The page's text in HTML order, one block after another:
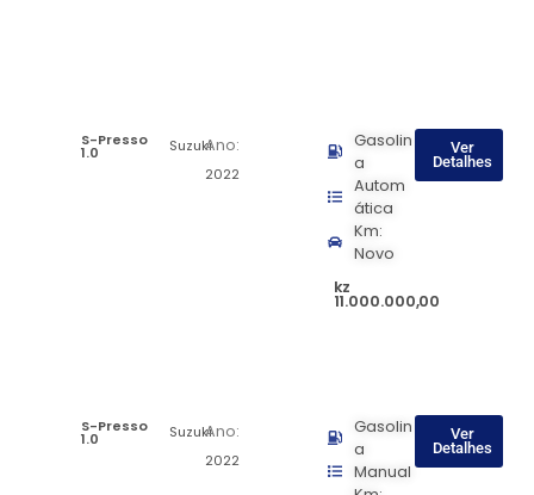
S-Presso
1.0 SuzukiAno:
2022
Gasolin
a
Autom
ática
Km:
Novo
kz
11.000.000,00
Ver
Detalhes
S-Presso
1.0 SuzukiAno:
2022
Gasolin
a
Manual
Ver
Detalhes